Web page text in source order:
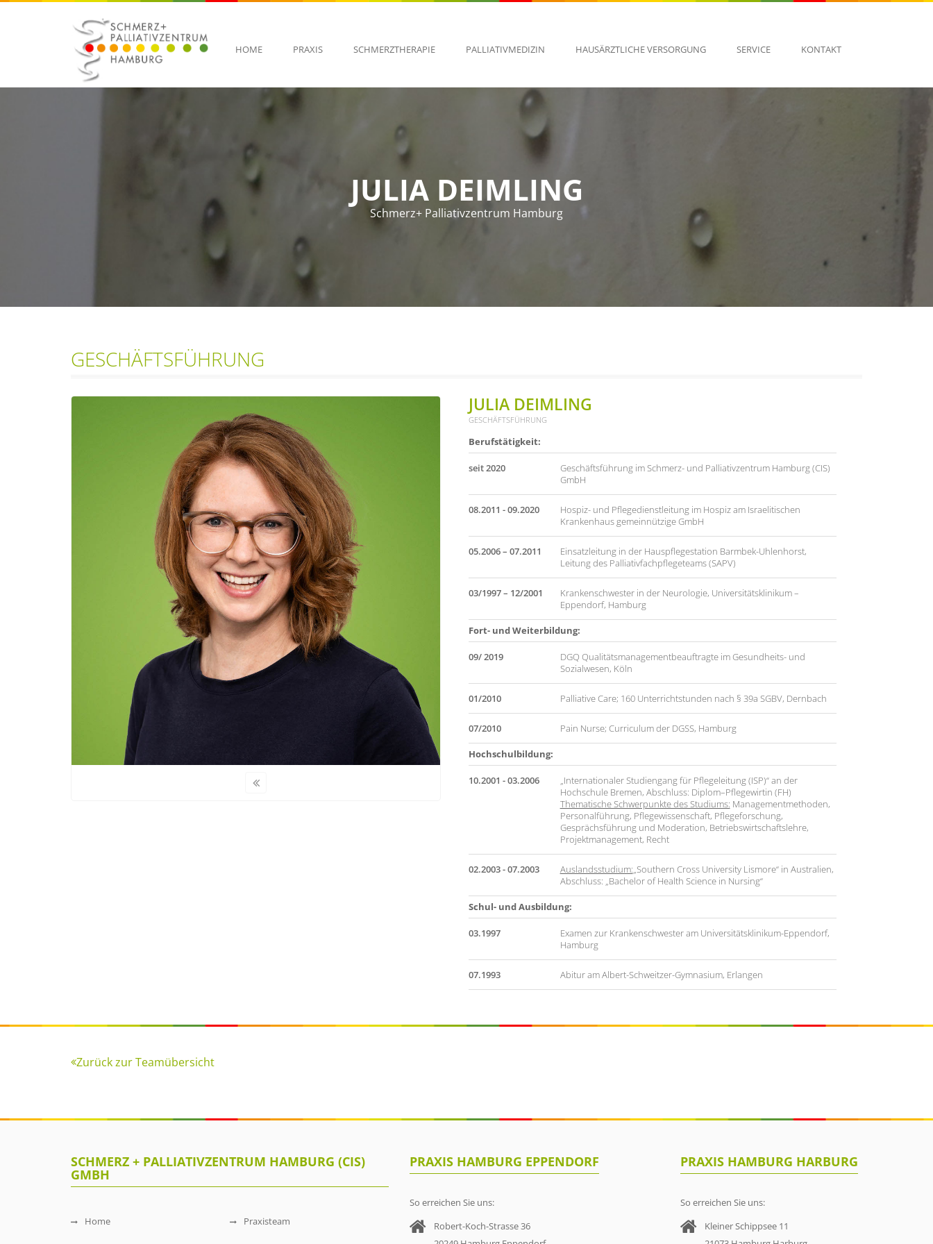
HOME PRAXIS SCHMERZTHERAPIE PALLIATIVMEDIZIN HAUSÄRZTLICHE VERSORGUNG SERVICE KONTAKT
JULIA DEIMLING
Schmerz+ Palliativzentrum Hamburg
GESCHÄFTSFÜHRUNG
JULIA DEIMLING
GESCHÄFTSFÜHRUNG
Berufstätigkeit:
seit 2020
Geschäftsführung im Schmerz- und Palliativzentrum Hamburg (CIS)
GmbH
08.2011 - 09.2020
Hospiz- und Pflegedienstleitung im Hospiz am Israelitischen
Krankenhaus gemeinnützige GmbH
05.2006 – 07.2011
Einsatzleitung in der Hauspflegestation Barmbek-Uhlenhorst,
Leitung des Palliativfachpflegeteams (SAPV)
03/1997 – 12/2001
Krankenschwester in der Neurologie, Universitätsklinikum –
Eppendorf, Hamburg
Fort- und Weiterbildung:
09/ 2019
DGQ Qualitätsmanagementbeauftragte im Gesundheits- und
Sozialwesen, Köln
01/2010 Palliative Care; 160 Unterrichtstunden nach § 39a SGBV, Dernbach
07/2010 Pain Nurse; Curriculum der DGSS, Hamburg
Hochschulbildung:
10.2001 - 03.2006
„Internationaler Studiengang für Pflegeleitung (ISP)“ an der
Hochschule Bremen, Abschluss: Diplom–Pflegewirtin (FH)
Thematische Schwerpunkte des Studiums: Managementmethoden,
Personalführung, Pflegewissenschaft, Pflegeforschung,
Gesprächsführung und Moderation, Betriebswirtschaftslehre,
Projektmanagement, Recht
02.2003 - 07.2003 Auslandsstudium:„Southern Cross University Lismore“ in Australien,
Abschluss: „Bachelor of Health Science in Nursing“
Schul- und Ausbildung:
03.1997
Examen zur Krankenschwester am Universitätsklinikum-Eppendorf,
Hamburg
07.1993 Abitur am Albert-Schweitzer-Gymnasium, Erlangen
Zurück zur Teamübersicht
SCHMERZ + PALLIATIVZENTRUM HAMBURG (CIS)
GMBH
Home Praxisteam
PRAXIS HAMBURG EPPENDORF
So erreichen Sie uns:
Robert-Koch-Strasse 36
PRAXIS HAMBURG HARBURG
So erreichen Sie uns:
Kleiner Schippsee 11